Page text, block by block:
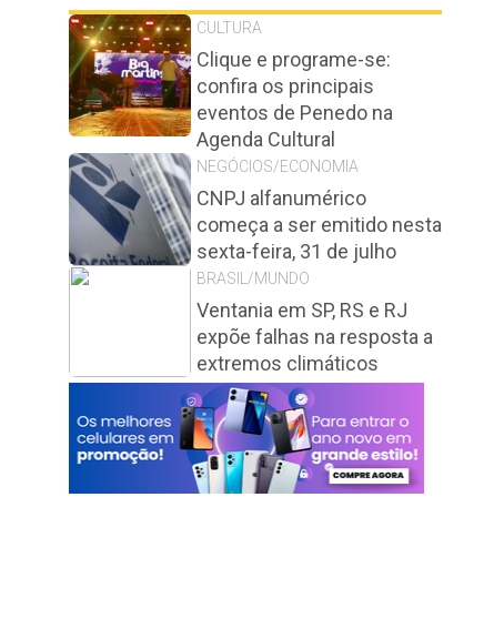
CULTURA
Clique e programe-se:
confira os principais
eventos de Penedo na
Agenda Cultural
NEGÓCIOS/ECONOMIA
CNPJ alfanumérico
começa a ser emitido nesta
sexta-feira, 31 de julho
BRASIL/MUNDO
Ventania em SP, RS e RJ
expõe falhas na resposta a
extremos climáticos